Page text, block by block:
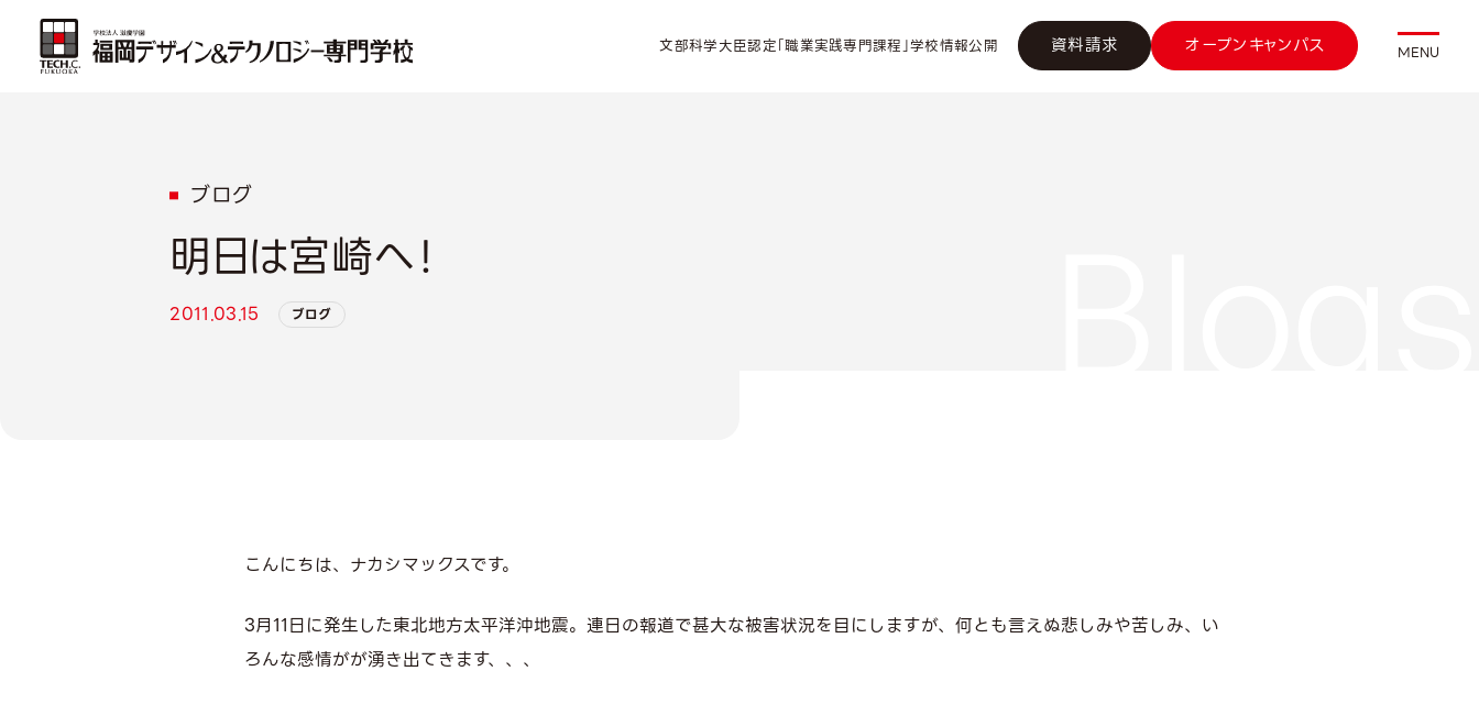
文部科学大臣認定「職業実践専門課程」学校情報公開 資料請求 オープンキャンパス MENU
ブログ
明日は宮崎へ！
2011.03.15 ブログ
こんにちは、ナカシマックスです。
3月11日に発生した東北地方太平洋沖地震。連日の報道で甚大な被害状況を目にしますが、何とも言えぬ悲しみや苦しみ、い
ろんな感情がが湧き出てきます、、、